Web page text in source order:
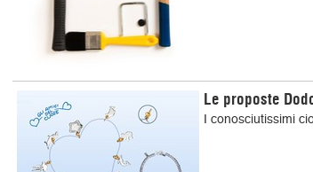
Le proposte
I conosciutissimi